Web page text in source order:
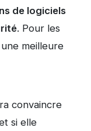
de logiciels
. Pour les
meilleure
convaincre
si elle